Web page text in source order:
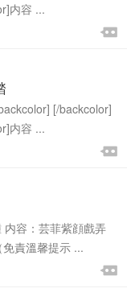
内容 ...


[/backcolor]
内容 ...


容：芸菲紫顔戲弄
責溫馨提示 ...

